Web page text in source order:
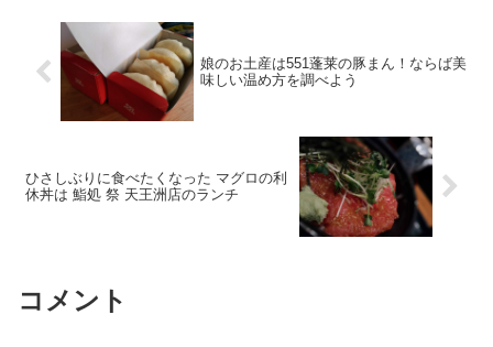
娘のお土産は551蓬莱の豚まん！ならば美
味しい温め方を調べよう
ひさしぶりに食べたくなった マグロの利
休丼は 鮨処 祭 天王洲店のランチ
コメント